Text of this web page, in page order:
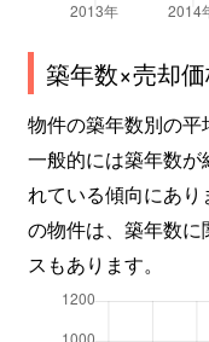
築年数×売却
物件の築年数別の平
一般的には築年数
れている傾向にあ
の物件は、築年数
スもあります。